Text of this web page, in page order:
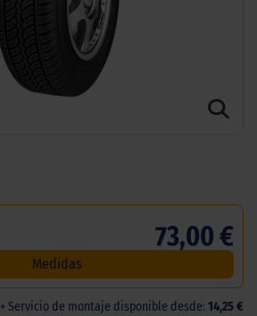
73,00 €
Medidas
+ Servicio de montaje disponible desde: 14,25 €